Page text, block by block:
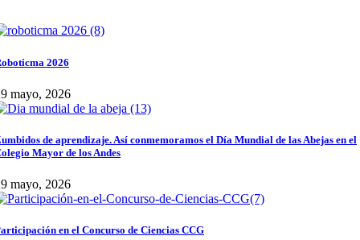
2026
mayo, 2026
de aprendizaje. Así conmemoramos el Día Mundial de las Abejas en el
Mayor de los Andes
mayo, 2026
en el Concurso de Ciencias CCG